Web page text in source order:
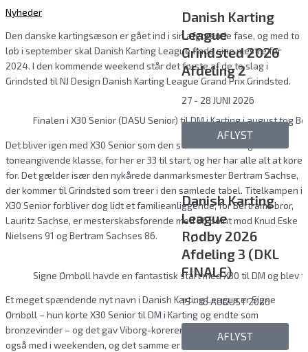
Danish Karting
League
Grindsted 2026
Afdeling 2
27 - 28 JUNI 2026
AFLYST
Danish Karting
League
Rødby 2026
Afdeling 3 (DKL
FINALE)
15 - 16 AUGUST 2026
AFLYST
Nyheder
Den danske kartingsæson er gået ind i sin afgørende fase, og med to
løb i september skal Danish Karting League finde sine mestre for
2024. I den kommende weekend står det første af de to slag i
Grindsted til NJ Design Danish Karting League Grand Prix Grindsted.
Finalen i X30 Senior (DASU Senior) til DM i Karting i august tog
Det bliver igen med X30 Senior som den størrelsesmæssigt
toneangivende klasse, for her er 33 til start, og her har alle alt at køre
for. Det gælder især den nykårede danmarksmester Bertram Sachse,
der kommer til Grindsted som treer i den samlede tabel. Titelkampen i
X30 Senior forbliver dog lidt et familieanliggende, for Bertrams bror,
Lauritz Sachse, er mesterskabsførende med 96 point mod Knud Eske
Nielsens 91 og Bertram Sachses 86.
Signe Ørnbøll havde en fantastisk start med X30 til DM og blev
Et meget spændende nyt navn i Danish Karting League er Signe
Ørnbøll – hun kørte X30 Senior til DM i Karting og endte som
bronzevinder – og det gav Viborg-køreren smag for mere. Hun er
også med i weekenden, og det samme er Sebastian Bach, som ved